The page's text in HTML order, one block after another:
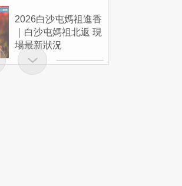
2026白沙屯媽祖進香
｜白沙屯媽祖北返 現
場最新狀況